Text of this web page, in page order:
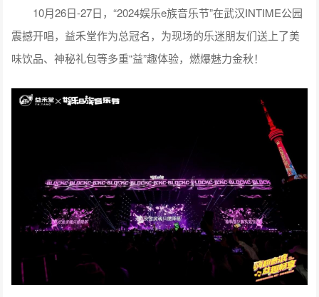
10月26日-27日，“2024娱乐e族音乐节”在武汉INTIME公园
震撼开唱，益禾堂作为总冠名，为现场的乐迷朋友们送上了美
味饮品、神秘礼包等多重“益”趣体验，燃爆魅力金秋！